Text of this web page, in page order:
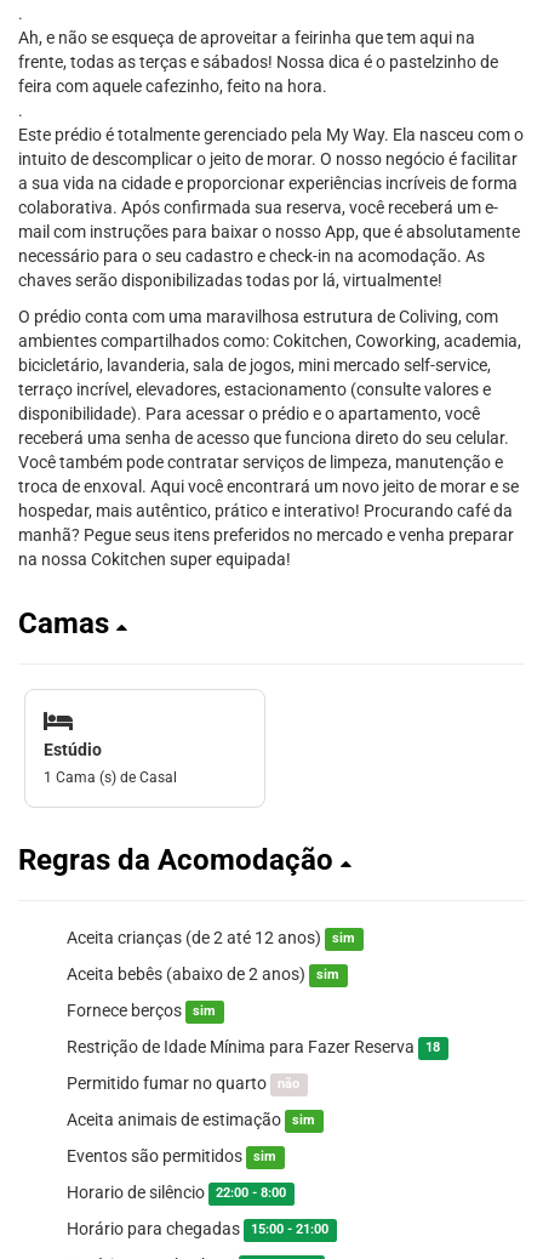
.
Ah, e não se esqueça de aproveitar a feirinha que tem aqui na
frente, todas as terças e sábados! Nossa dica é o pastelzinho de
feira com aquele cafezinho, feito na hora.
.
Este prédio é totalmente gerenciado pela My Way. Ela nasceu com o
intuito de descomplicar o jeito de morar. O nosso negócio é facilitar
a sua vida na cidade e proporcionar experiências incríveis de forma
colaborativa. Após confirmada sua reserva, você receberá um e-
mail com instruções para baixar o nosso App, que é absolutamente
necessário para o seu cadastro e check-in na acomodação. As
chaves serão disponibilizadas todas por lá, virtualmente!
O prédio conta com uma maravilhosa estrutura de Coliving, com
ambientes compartilhados como: Cokitchen, Coworking, academia,
bicicletário, lavanderia, sala de jogos, mini mercado self-service,
terraço incrível, elevadores, estacionamento (consulte valores e
disponibilidade). Para acessar o prédio e o apartamento, você
receberá uma senha de acesso que funciona direto do seu celular.
Você também pode contratar serviços de limpeza, manutenção e
troca de enxoval. Aqui você encontrará um novo jeito de morar e se
hospedar, mais autêntico, prático e interativo! Procurando café da
manhã? Pegue seus itens preferidos no mercado e venha preparar
na nossa Cokitchen super equipada!
Camas
Estúdio
1 Cama (s) de Casal
Regras da Acomodação
Aceita crianças (de 2 até 12 anos) sim
Aceita bebês (abaixo de 2 anos) sim
Fornece berços sim
Restrição de Idade Mínima para Fazer Reserva 18
Permitido fumar no quarto não
Aceita animais de estimação sim
Eventos são permitidos sim
Horario de silêncio 22:00 - 8:00
Horário para chegadas 15:00 - 21:00